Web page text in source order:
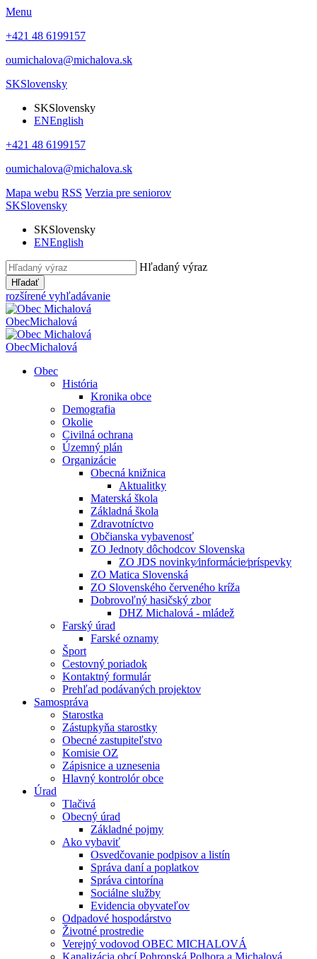
Menu
+421 48 6199157
oumichalova@michalova.sk
SKSlovensky
SKSlovensky
ENEnglish
+421 48 6199157
oumichalova@michalova.sk
Mapa webu RSS Verzia pre seniorov
SKSlovensky
SKSlovensky
ENEnglish
Hľadaný výraz
Hľadať
rozšírené vyhľadávanie
ObecMichalová
ObecMichalová
Obec
História
Kronika obce
Demografia
Okolie
Civilná ochrana
Územný plán
Organizácie
Obecná knižnica
Aktualitky
Materská škola
Základná škola
Zdravotníctvo
Občianska vybavenosť
ZO Jednoty dôchodcov Slovenska
ZO JDS novinky⁄informácie⁄príspevky
ZO Matica Slovenská
ZO Slovenského červeného kríža
Dobrovoľný hasičský zbor
DHZ Michalová - mládež
Farský úrad
Farské oznamy
Šport
Cestovný poriadok
Kontaktný formulár
Prehľad podávaných projektov
Samospráva
Starostka
Zástupkyňa starostky
Obecné zastupiteľstvo
Komisie OZ
Zápisnice a uznesenia
Hlavný kontrolór obce
Úrad
Tlačivá
Obecný úrad
Základné pojmy
Ako vybaviť
Osvedčovanie podpisov a listín
Správa daní a poplatkov
Správa cintorína
Sociálne služby
Evidencia obyvateľov
Odpadové hospodárstvo
Životné prostredie
Verejný vodovod OBEC MICHALOVÁ
Kanalizácia obcí Pohronská Polhora a Michalová